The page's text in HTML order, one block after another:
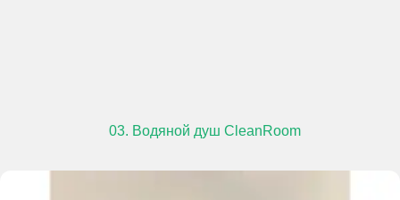
03. Водяной душ CleanRoom